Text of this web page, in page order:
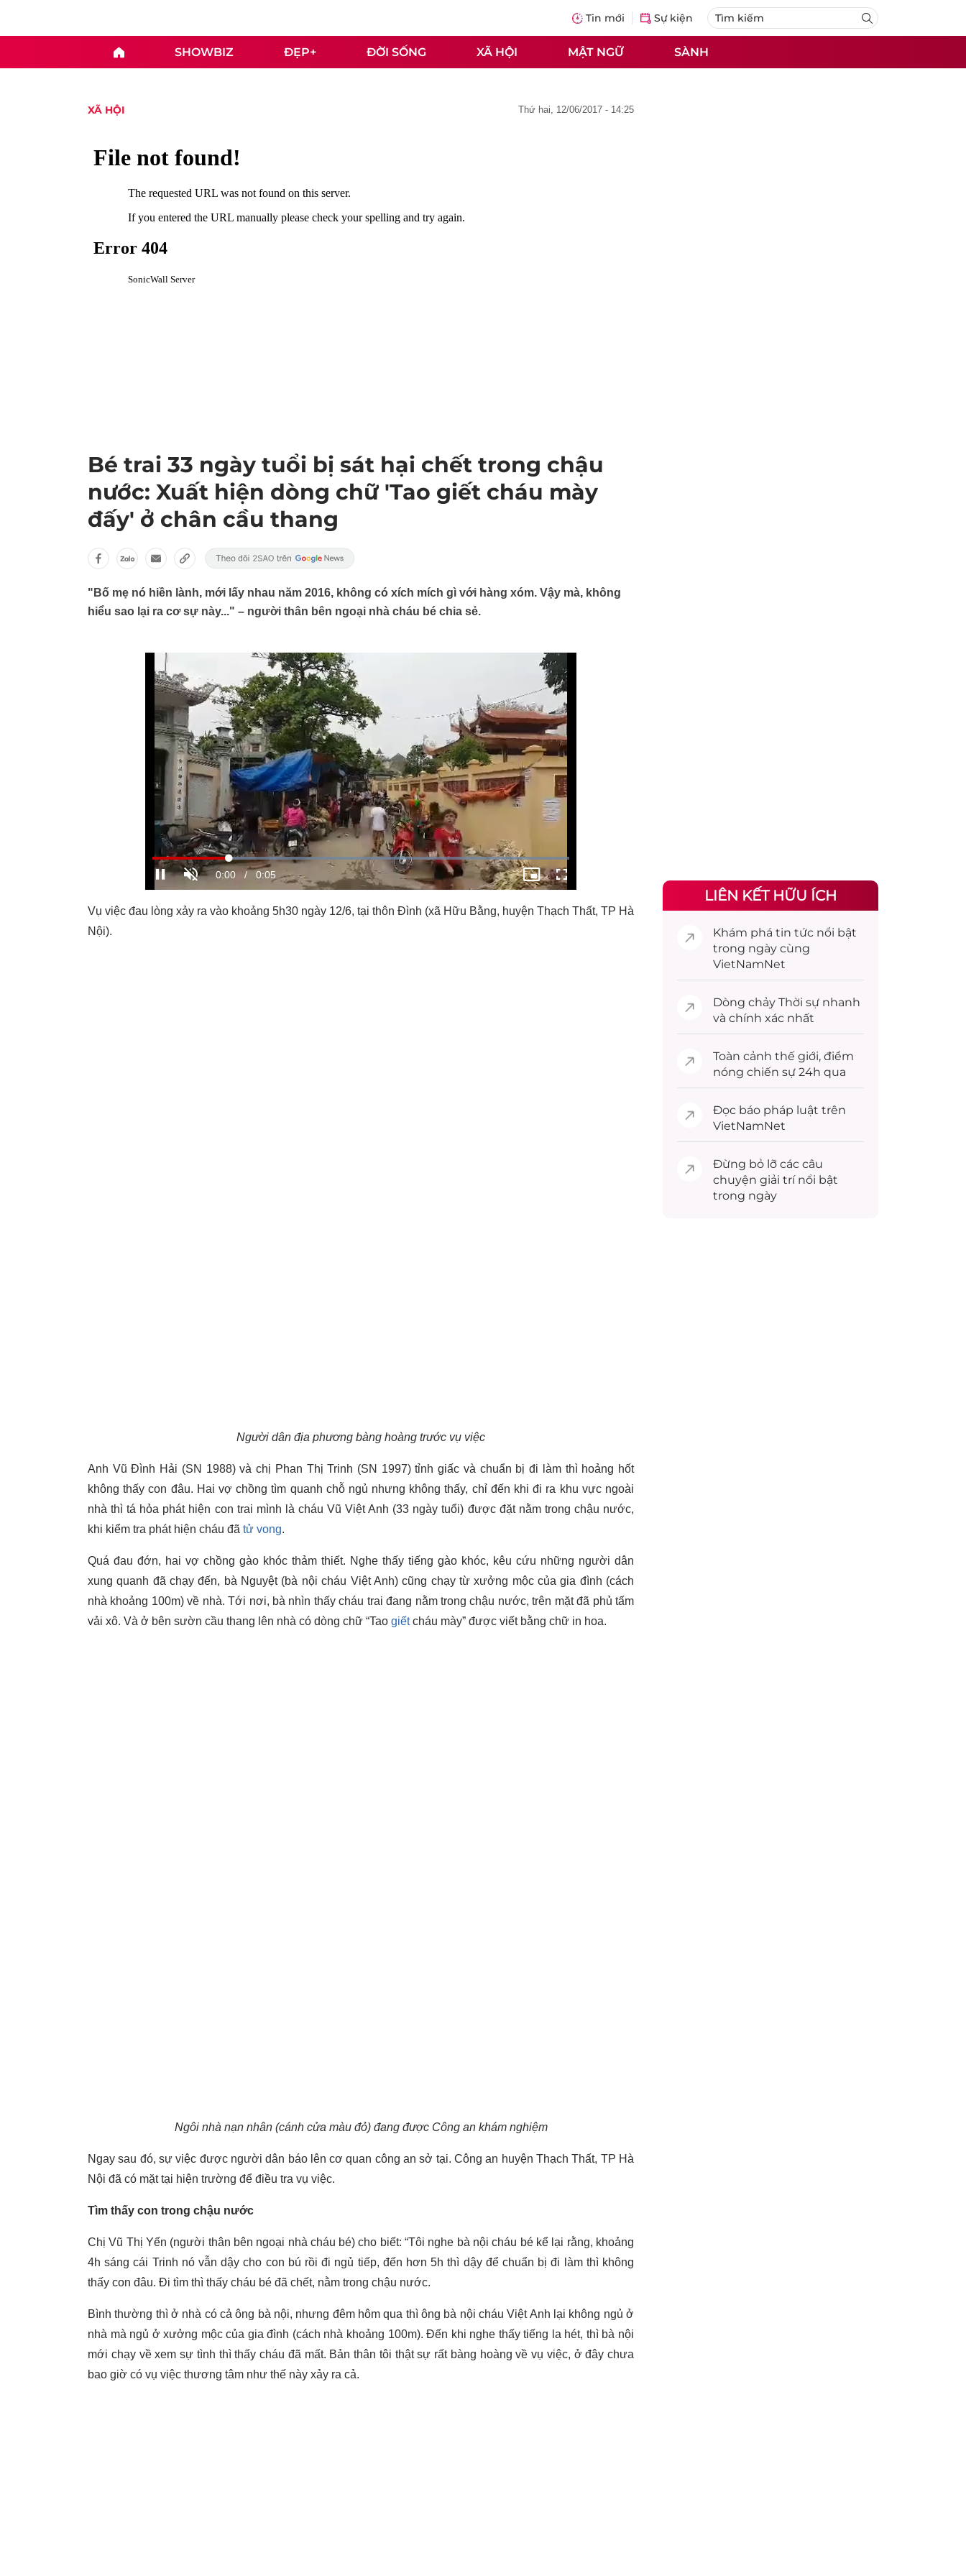
Tin mới Sự kiện
SHOWBIZ ĐẸP+ ĐỜI SỐNG XÃ HỘI MẬT NGỮ SÀNH
XÃ HỘI thứ hai, 12/06/2017 - 14:25
Bé trai 33 ngày tuổi bị sát hại chết trong chậu
nước: Xuất hiện dòng chữ 'Tao giết cháu mày
đấy' ở chân cầu thang
"Bố mẹ nó hiền lành, mới lấy nhau năm 2016, không có xích mích gì với hàng xóm. Vậy mà, không
hiểu sao lại ra cơ sự này..." – người thân bên ngoại nhà cháu bé chia sẻ.
Vụ việc đau lòng xảy ra vào khoảng 5h30 ngày 12/6, tại thôn Đình (xã Hữu Bằng, huyện Thạch Thất, TP Hà
Nội).
Người dân địa phương bàng hoàng trước vụ việc
Anh Vũ Đình Hải (SN 1988) và chị Phan Thị Trinh (SN 1997) tỉnh giấc và chuẩn bị đi làm thì hoảng hốt
không thấy con đâu. Hai vợ chồng tìm quanh chỗ ngủ nhưng không thấy, chỉ đến khi đi ra khu vực ngoài
nhà thì tá hỏa phát hiện con trai mình là cháu Vũ Việt Anh (33 ngày tuổi) được đặt nằm trong chậu nước,
khi kiểm tra phát hiện cháu đã tử vong.
Quá đau đớn, hai vợ chồng gào khóc thảm thiết. Nghe thấy tiếng gào khóc, kêu cứu những người dân
xung quanh đã chạy đến, bà Nguyệt (bà nội cháu Việt Anh) cũng chạy từ xưởng mộc của gia đình (cách
nhà khoảng 100m) về nhà. Tới nơi, bà nhìn thấy cháu trai đang nằm trong chậu nước, trên mặt đã phủ tấm
vải xô. Và ở bên sườn cầu thang lên nhà có dòng chữ “Tao giếtcháu mày” được viết bằng chữ in hoa.
Ngôi nhà nạn nhân (cánh cửa màu đỏ) đang được Công an khám nghiệm
Ngay sau đó, sự việc được người dân báo lên cơ quan công an sở tại. Công an huyện Thạch Thất, TP Hà
Nội đã có mặt tại hiện trường để điều tra vụ việc.
Tìm thấy con trong chậu nước
Chị Vũ Thị Yến (người thân bên ngoại nhà cháu bé) cho biết: “Tôi nghe bà nội cháu bé kể lại rằng, khoảng
4h sáng cái Trinh nó vẫn dậy cho con bú rồi đi ngủ tiếp, đến hơn 5h thì dậy để chuẩn bị đi làm thì không
thấy con đâu. Đi tìm thì thấy cháu bé đã chết, nằm trong chậu nước.
Bình thường thì ở nhà có cả ông bà nội, nhưng đêm hôm qua thì ông bà nội cháu Việt Anh lại không ngủ ở
nhà mà ngủ ở xưởng mộc của gia đình (cách nhà khoảng 100m). Đến khi nghe thấy tiếng la hét, thì bà nội
mới chạy về xem sự tình thì thấy cháu đã mất. Bản thân tôi thật sự rất bàng hoàng về vụ việc, ở đây chưa
bao giờ có vụ việc thương tâm như thế này xảy ra cả.
LIÊN KẾT HỮU ÍCH
Khám phá tin tức nổi bật
trong ngày cùng
VietNamNet
Dòng chảy Thời sự nhanh
và chính xác nhất
Toàn cảnh thế giới, điểm
nóng chiến sự 24h qua
Đọc báo pháp luật trên
VietNamNet
Đừng bỏ lỡ các câu
chuyện giải trínổi bật
trong ngày